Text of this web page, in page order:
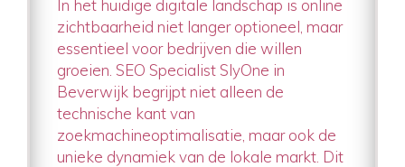
In het huidige digitale landschap is online
zichtbaarheid niet langer optioneel, maar
essentieel voor bedrijven die willen
groeien. SEO Specialist SlyOne in
Beverwijk begrijpt niet alleen de
technische kant van
zoekmachineoptimalisatie, maar ook de
unieke dynamiek van de lokale markt. Dit